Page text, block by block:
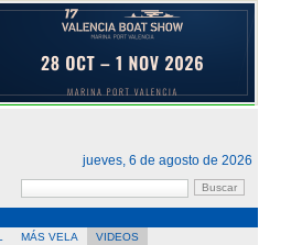
jueves, 6 de agosto de 2026
MÁS VELA VIDEOS